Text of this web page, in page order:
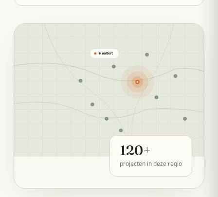
Haaltert
120+
projecten in deze regio